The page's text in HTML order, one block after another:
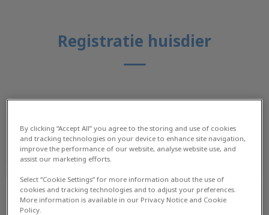
Registratie huisdier
registreren?
PRAKTIJK:
By clicking “Accept All” you agree to the storing and use of cookies
and tracking technologies on your device to enhance site navigation,
improve the performance of our website, analyse website use, and
assist our marketing efforts.
Select “Cookie Settings” for more information about the use of
cookies and tracking technologies and to adjust your preferences.
More information is available in our Privacy Notice and Cookie
Policy.